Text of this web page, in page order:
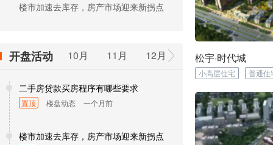
楼市加速去库存，房产市场迎来新拐点
开盘活动 10月 11月 12月
二手房贷款买房程序有哪些要求
置顶 楼盘动态 一个月前
楼市加速去库存，房产市场迎来新拐点
松宇·时代城
小高层住宅 普通住